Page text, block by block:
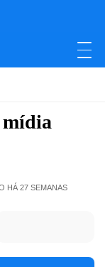
mídia
HÁ 27 SEMANAS